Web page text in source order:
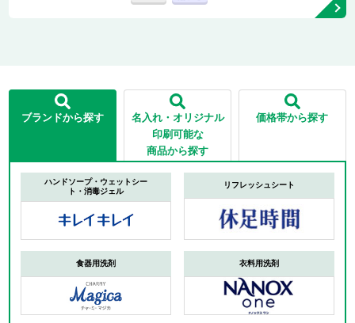
ブランドから探す
名入れ・オリジナル
印刷可能な
商品から探す
価格帯から探す
ハンドソープ・ウェットシー
ト・消毒ジェル
リフレッシュシート
食器用洗剤 衣料用洗剤